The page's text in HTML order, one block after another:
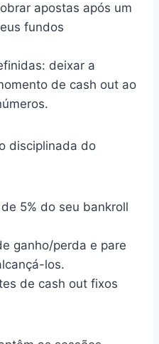
apostas após um
fundos
deixar a
de cash out ao
disciplinada do
5% do seu bankroll
ganho/perda e pare
los.
de cash out fixos